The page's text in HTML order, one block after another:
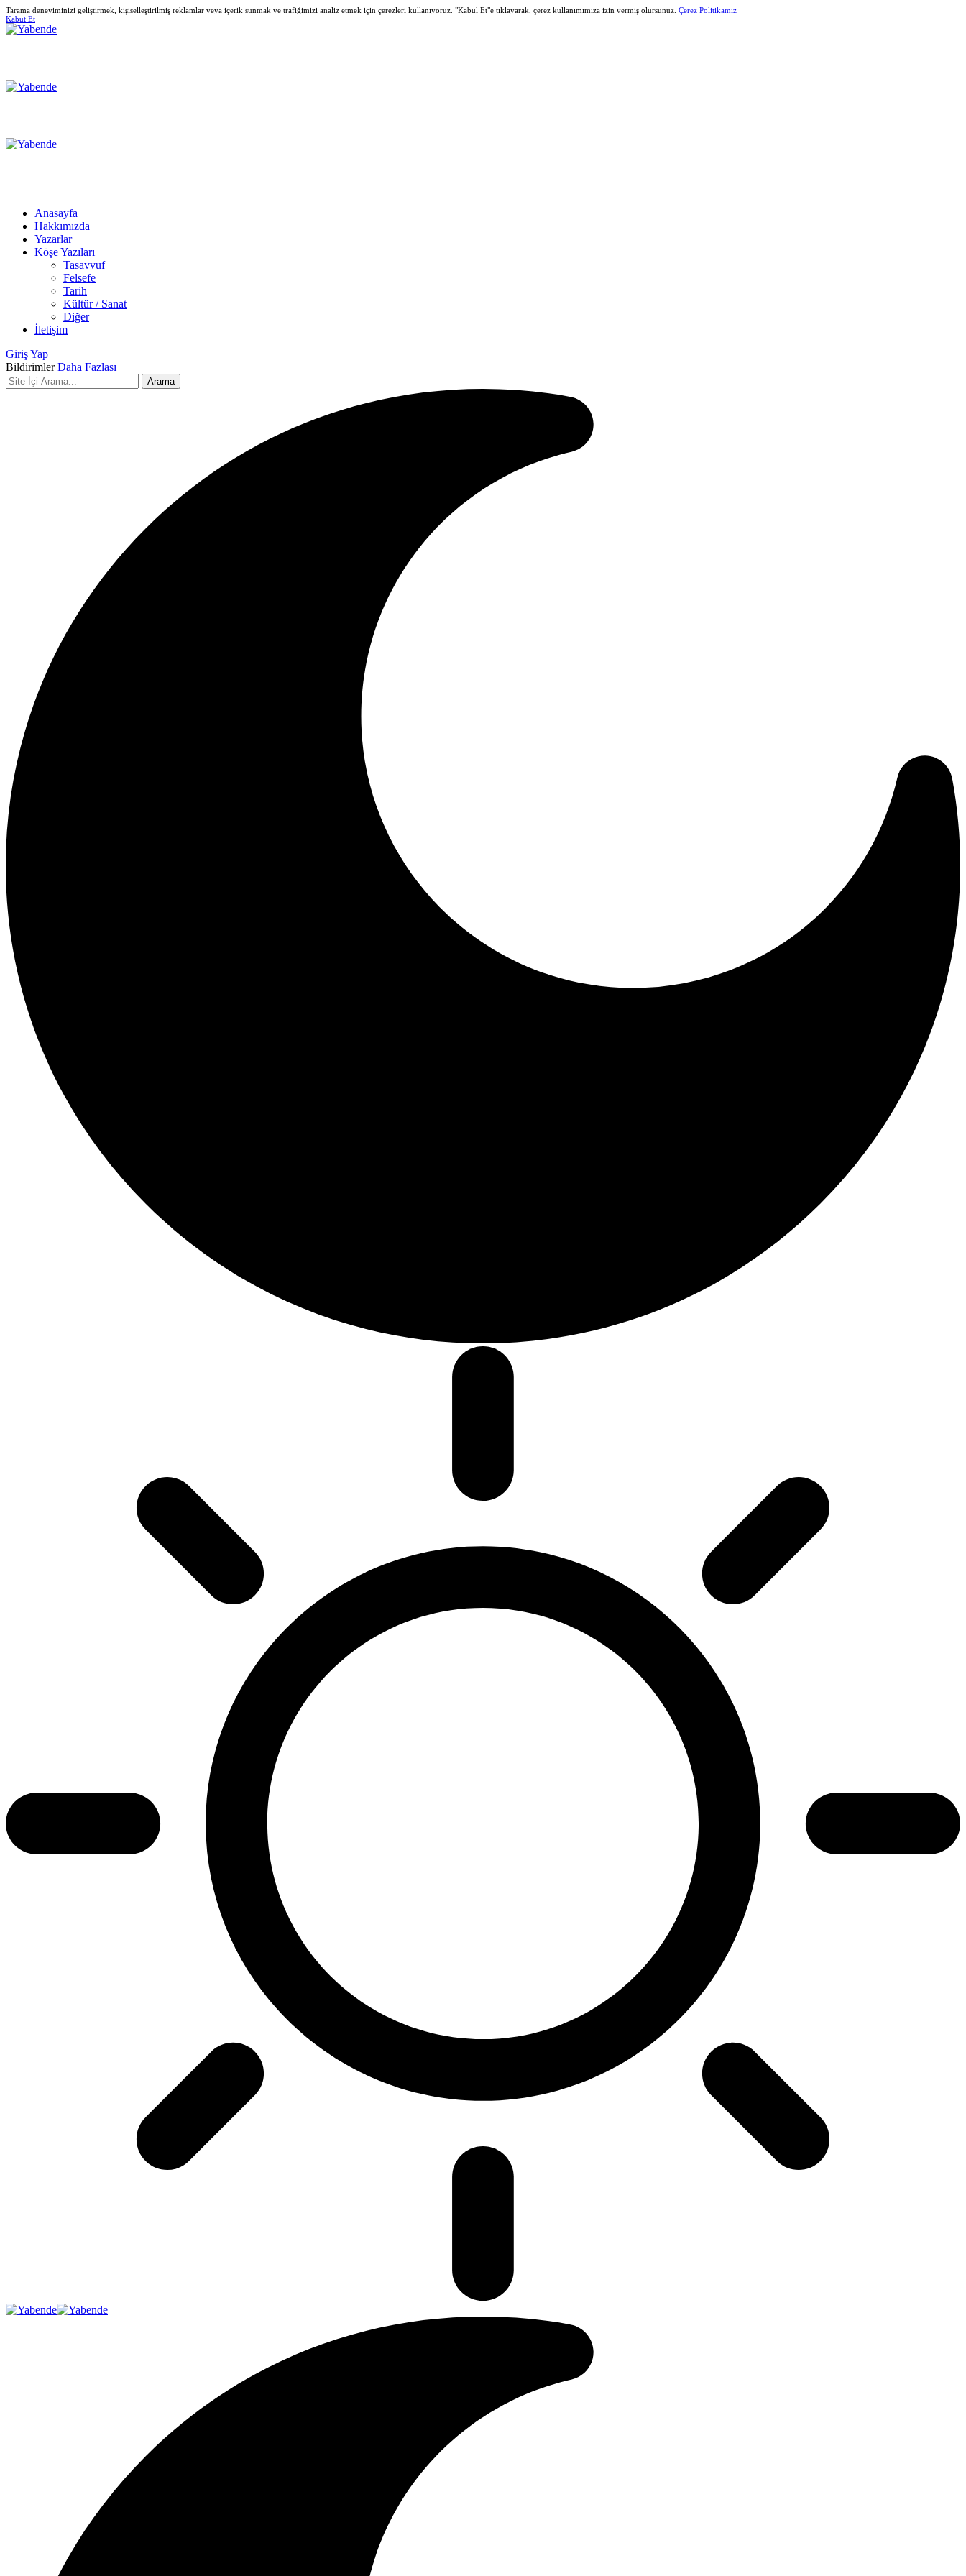
Tarama deneyiminizi geliştirmek, kişiselleştirilmiş reklamlar veya içerik sunmak ve trafiğimizi analiz etmek için çerezleri kullanıyoruz. "Kabul Et"e tıklayarak, çerez kullanımımıza izin vermiş olursunuz. Çerez Politikamız
Kabut Et
Anasayfa
Hakkımızda
Yazarlar
Köşe Yazıları
Tasavvuf
Felsefe
Tarih
Kültür / Sanat
Diğer
İletişim
Giriş Yap
Bildirimler Daha Fazlası